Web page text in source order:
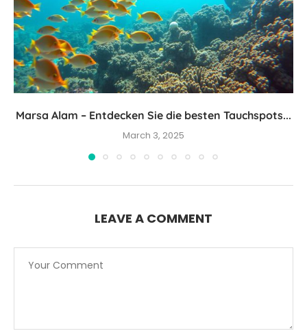
Marsa Alam – Entdecken Sie die besten Tauchspots...
March 3, 2025
LEAVE A COMMENT